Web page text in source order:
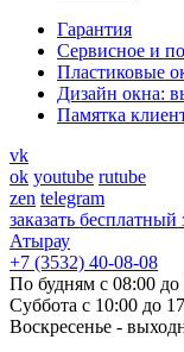
Гарантия
Cервисное и
Пластиковые
Дизайн окна:
Памятка
vk
ok youtube rutube
zen telegram
заказать бесплатный
Атырау
+7 (3532) 40-08-08
По будням с 08:00 до
Суббота с 10:00 до
Воскресенье -